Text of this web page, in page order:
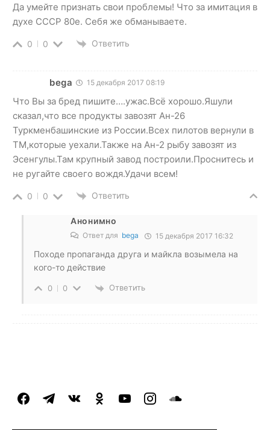
Да умейте признать свои проблемы! Что за имитация в
духе СССР 80е. Себя же обманываете.
0 0 Ответить
bega 15 декабря 2017 08:19
Что Вы за бред пишите….ужас.Всё хорошо.Яшули
сказал,что все продукты завозят Ан-26
Туркменбашинские из России.Всех пилотов вернули в
ТМ,которые уехали.Также на Ан-2 рыбу завозят из
Эсенгулы.Там крупный завод построили.Проснитесь и
не ругайте своего вождя.Удачи всем!
0 0 Ответить
Анонимно
Ответ для bega 15 декабря 2017 16:32
Походе пропаганда друга и майкла возымела на
кого-то действие
0 0 Ответить
facebooktelegramvkontakteodnoklassniki
youtubeinstagramsoundcloud